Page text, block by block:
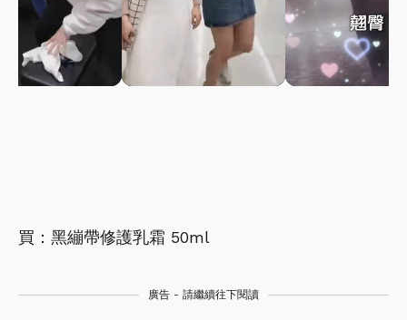
買：黑繃帶修護乳霜 50ml
廣告 - 請繼續往下閱讀